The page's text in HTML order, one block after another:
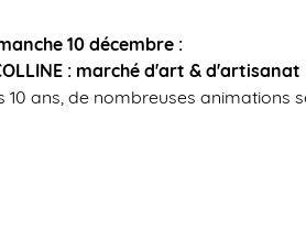
10 décembre :
: marché d'art & d'artisanat
10 ans, de nombreuses animations